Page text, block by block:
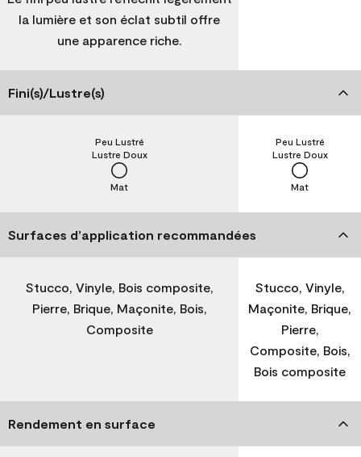
la lumière et son éclat subtil offre
une apparence riche.
Fini(s)/Lustre(s)
Mat
Lustre Doux
Peu Lustré
Mat
Lustre Doux
Peu Lustré
Surfaces d’application recommandées
Stucco, Vinyle, Bois composite,
Pierre, Brique, Maçonite, Bois,
Composite
Stucco, Vinyle,
Maçonite, Brique,
Pierre,
Composite, Bois,
Bois composite
Rendement en surface